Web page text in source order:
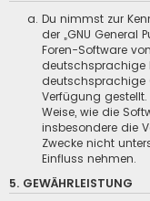
Du nimmst zur
der „GNU General
Foren-Software
deutschsprachige
deutschsprachige
Verfügung
Weise, wie die
insbesondere die
Zwecke nicht
Einfluss nehmen.
5. GEWÄHRLEISTUNG